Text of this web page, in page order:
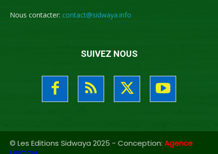
Nous contacter: contact@sidwaya.info
SUIVEZ NOUS
© Les Editions Sidwaya 2025 - Conception: Agence